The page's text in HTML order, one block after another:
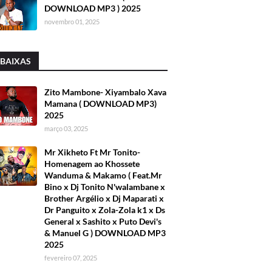
DOWNLOAD MP3 ) 2025
novembro 01, 2025
Zito Mambone- Xiyambalo Xava
Mamana ( DOWNLOAD MP3)
2025
março 03, 2025
Mr Xikheto Ft Mr Tonito-
Homenagem ao Khossete
Wanduma & Makamo ( Feat.Mr
Bino x Dj Tonito N'walambane x
Brother Argélio x Dj Maparati x
Dr Panguito x Zola-Zola k1 x Ds
General x Sashito x Puto Devi's
& Manuel G ) DOWNLOAD MP3
2025
fevereiro 07, 2025